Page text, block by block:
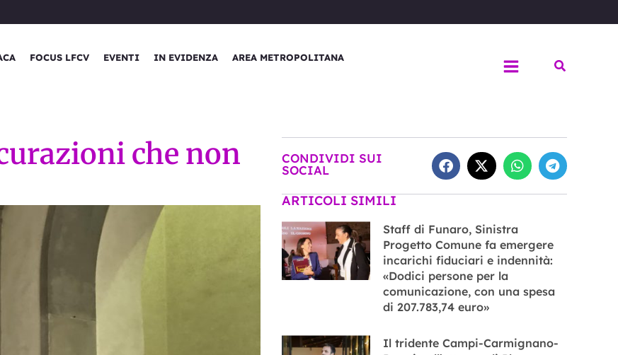
FOCUS LFCV EVENTI IN EVIDENZA
AREA METROPOLITANA
Cerca
che non
CONDIVIDI SUI
SOCIAL
ARTICOLI SIMILI
Staff di Funaro, Sinistra
Progetto Comune fa emergere
incarichi fiduciari e indennità:
«Dodici persone per la
comunicazione, con una spesa
di 207.783,74 euro»
Il tridente Campi-Carmignano-